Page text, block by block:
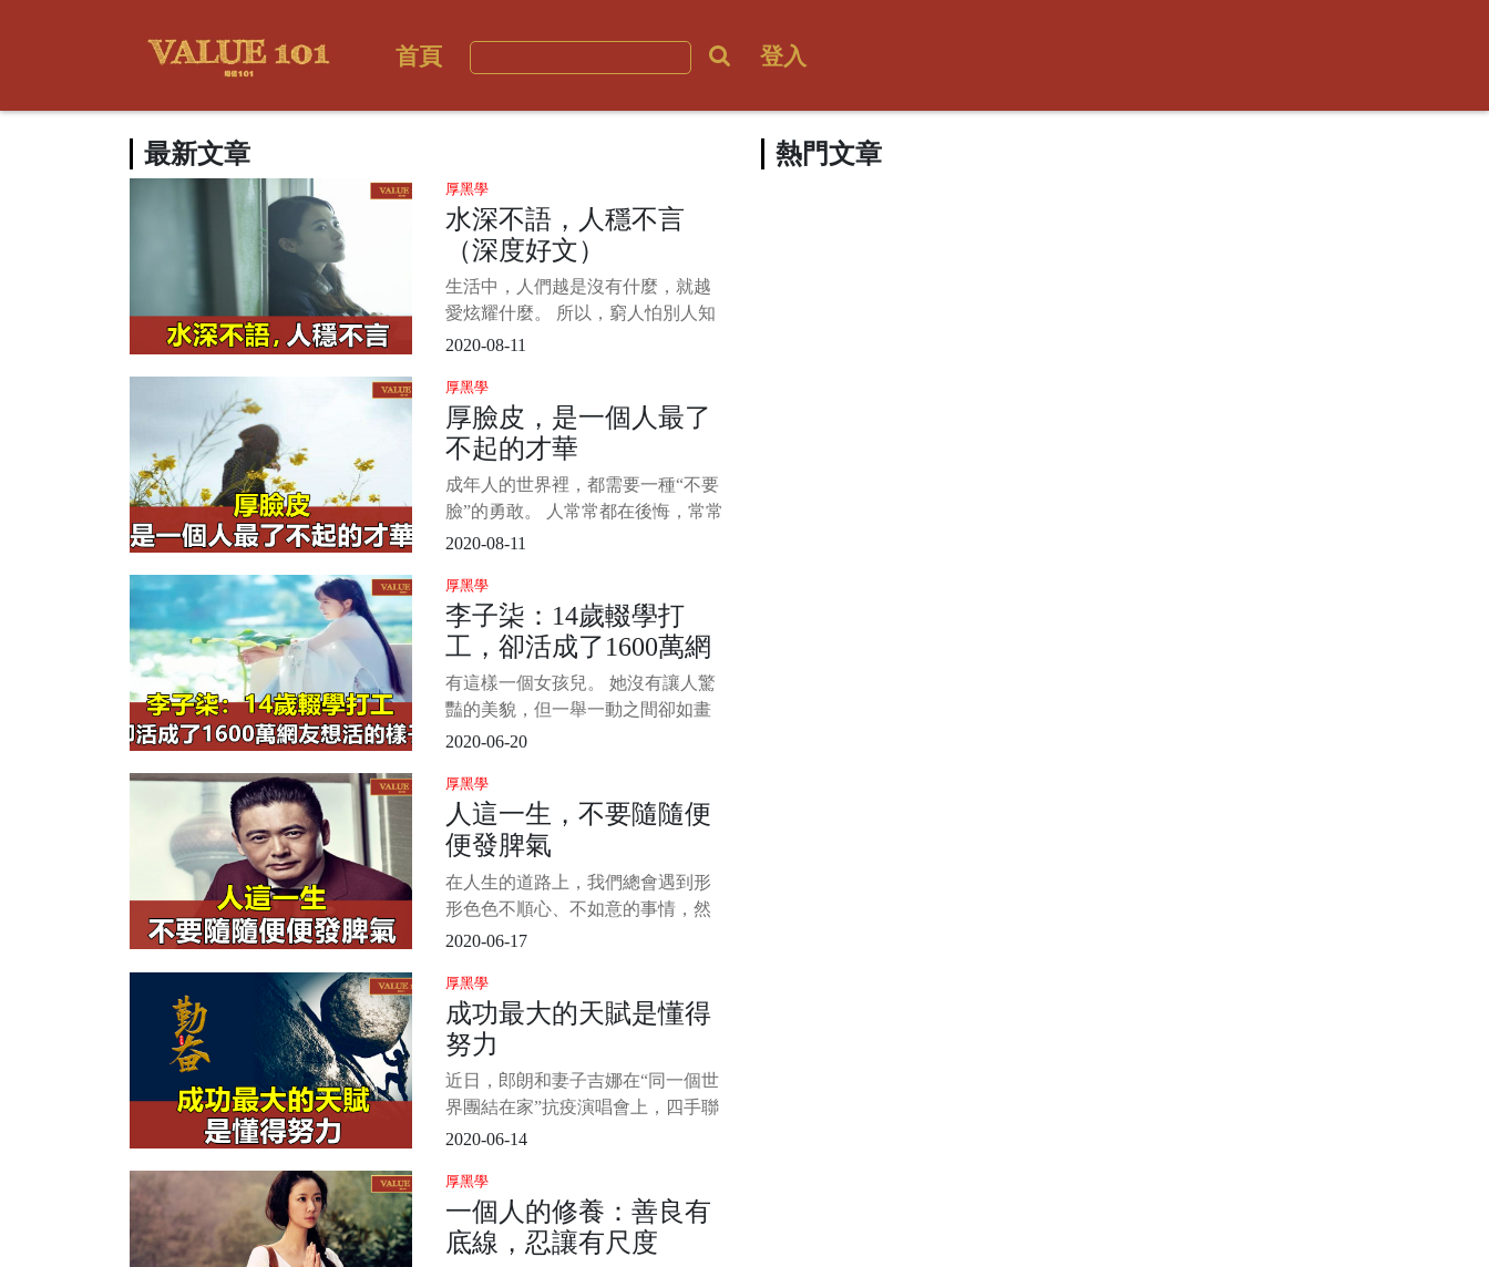
首頁 登入
最新文章
厚黑學
水深不語，人穩不言
（深度好文）
生活中，人們越是沒有什麼，就越
愛炫耀什麼。 所以，窮人怕別人知
道自己窮，拼命“炫富”；沒本事的人
其實，生命中的強者，往往是深藏
不露的，就像飽滿的麥穗一般，低
調謙遜。 正所謂“天不言自高、地
2020-08-11
厚黑學
厚臉皮，是一個人最了
不起的才華
成年人的世界裡，都需要一種“不要
臉”的勇敢。 人常常都在後悔，常常
將“早知道......”作為失去機會後的反
過就是被最無用卻也放不下的面子
所累，可還是打心眼裡覺得“面子大
於天”，委屈可
2020-08-11
厚黑學
李子柒：14歲輟學打
工，卻活成了1600萬網
友想活的樣子
有這樣一個女孩兒。 她沒有讓人驚
豔的美貌，但一舉一動之間卻如畫
中女子般古典淡雅。 她的身形十分
山爬樹，砍柴捕魚。 她經歷過世間
最苦痛的日子，卻能憑藉黑暗記憶
裡的些許微光，為世人造出了一個
卻又自帶仙氣，出塵而不染，遺
2020-06-20
厚黑學
人這一生，不要隨隨便
便發脾氣
在人生的道路上，我們總會遇到形
形色色不順心、不如意的事情，然
後積攢成一股股憤怒、怨恨、委
自己的方式發洩出來。 對我們來
說，有些負面情緒是需要及時發洩
出來的，強行窩在心裡反而會對我
們的身心造成傷害；然而，有些負
面情緒是需要我們獨自承擔的，畢
竟每個人都應該有所忍耐和擔
2020-06-17
厚黑學
成功最大的天賦是懂得
努力
近日，郎朗和妻子吉娜在“同一個世
界團結在家”抗疫演唱會上，四手聯
彈了驚艷四座的《Nocturne op. 9 no 1
動比心，狠狠地撒了一把“狗糧”。
網友紛紛留言點贊： “好羨慕這
2020-06-14
厚黑學
一個人的修養：善良有
底線，忍讓有尺度
熱門文章